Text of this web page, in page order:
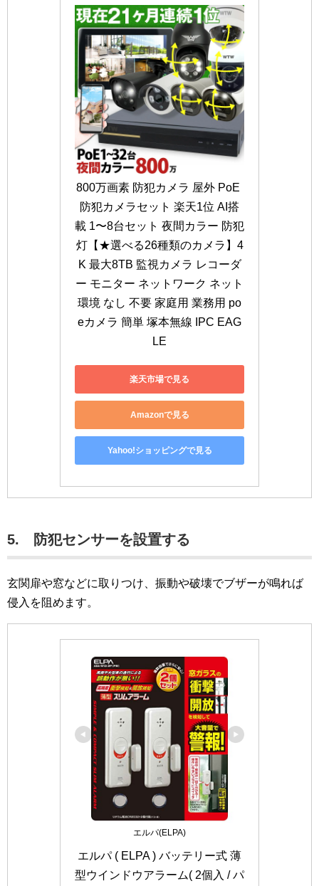
800万画素 防犯カメラ 屋外 PoE
防犯カメラセット 楽天1位 AI搭
載 1〜8台セット 夜間カラー 防犯
灯【★選べる26種類のカメラ】4
K 最大8TB 監視カメラ レコーダ
ー モニター ネットワーク ネット
環境 なし 不要 家庭用 業務用 po
eカメラ 簡単 塚本無線 IPC EAG
LE
楽天市場で見る
Amazonで見る
Yahoo!ショッピングで見る
5. 防犯センサーを設置する
玄関扉や窓などに取りつけ、振動や破壊でブザーが鳴れば
侵入を阻めます。
エルパ(ELPA)
エルパ ( ELPA ) バッテリー式 薄
型ウインドウアラーム( 2個入 / パ